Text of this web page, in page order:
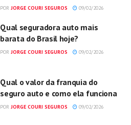
POR JORGE COURI SEGUROS 09/02/2026
Qual seguradora auto mais
barata do Brasil hoje?
POR JORGE COURI SEGUROS 09/02/2026
Qual o valor da franquia do
seguro auto e como ela funciona
POR JORGE COURI SEGUROS 09/02/2026